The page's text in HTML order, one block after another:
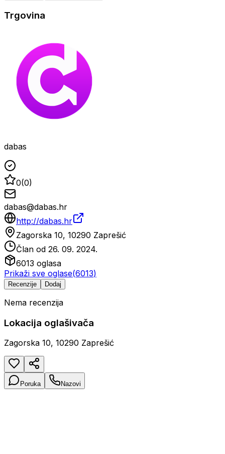
Trgovina
dabas
0(0)
dabas@dabas.hr
http://dabas.hr
Zagorska 10, 10290 Zaprešić
Član od 26. 09. 2024.
6013 oglasa
Prikaži sve oglase(6013)
Recenzije Dodaj
Nema recenzija
Lokacija oglašivača
Zagorska 10, 10290 Zaprešić
Poruka Nazovi